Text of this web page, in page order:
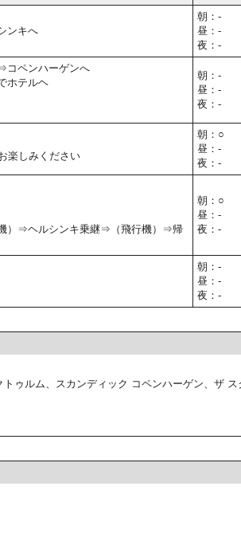
ンキへ
朝：-
昼：-
夜：-
コペンハーゲンへ
ホテルヘ
朝：-
昼：-
夜：-
楽しみください
朝：○
昼：-
夜：-
）⇒ヘルシンキ乗継⇒（飛行機）⇒帰
朝：○
昼：-
夜：-
朝：-
昼：-
夜：-
ゥルム、スカンディック コペンハーゲン、ザ